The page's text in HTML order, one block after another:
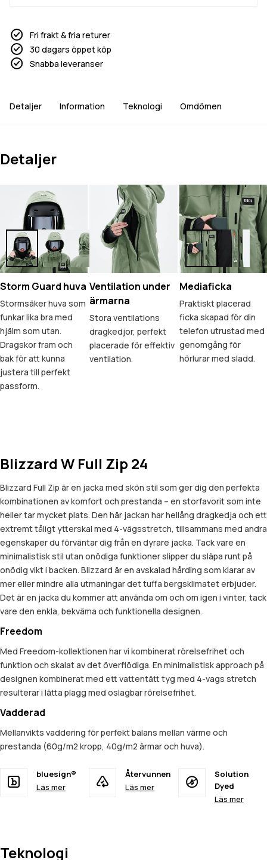
Fri frakt & fria returer
30 dagars öppet köp
Snabba leveranser
Detaljer Information Teknologi Omdömen
Detaljer
Storm Guard huva
Stormsäker huva som
funkar lika bra med
hjälm som utan.
Dragskor fram och
bak för att kunna
justera till perfekt
passform.
Ventilation under
ärmarna
Stora ventilations
dragkedjor, perfekt
placerade för effektiv
ventilation.
Mediaficka
Praktiskt placerad
ficka skapad för din
telefon utrustad med
genomgång för
hörlurar med sladd.
Blizzard W Full Zip 24
Blizzard Full Zip är en jacka med skön stil som ger dig den perfekta
kombinationen av komfort och prestanda – en storfavorit som inte
heller tar mycket plats. Den här jackan har hellång dragkedja och ett
extremt tåligt ytterskal med 4-vägsstretch, tillsammans med andra
egenskaper du förväntar dig från en dyrare jacka. Tack vare en
minimalistisk stil utan onödiga funktioner slipper du släpa runt på
onödig vikt i backen. Blizzard är en avskalad hårding som klarar av
mer eller mindre alla utmaningar det tuffa bergsklimatet erbjuder.
Det är en jacka du kommer att använda om och om igen i vinter, tack
vare den enkla, bekväma och funktionella designen.
Freedom
Med Freedom-kollektionen har vi kombinerat rörelsefrihet och
funktion och skalat av det överflödiga. En minimalistisk approach på
designen kombinerat med ett vattentätt tyg med 4-vags stretch
resulterar i lätta plagg med oslagbar rörelsefrihet.
Vadderad
Mellanvikts vaddering för perfekt balans mellan värme och
prestanda (60g/m2 kropp, 40g/m2 ärmar och huva).
bluesign®
Läs mer
Återvunnen
Läs mer
Solution
Dyed
Läs mer
Teknologi